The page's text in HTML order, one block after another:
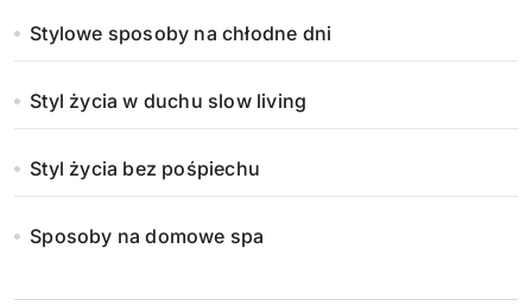
Stylowe sposoby na chłodne dni
Styl życia w duchu slow living
Styl życia bez pośpiechu
Sposoby na domowe spa